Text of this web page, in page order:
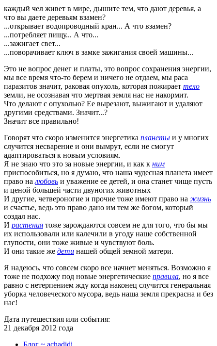
каждый чел живет в мире, дышите тем, что дают деревья, а
что вы даете деревьям взамен?
...открывает водопроводный кран... А что взамен?
...потребляет пищу... А что...
...зажигает свет...
...поворачивает ключ в замке зажигания своей машины...
Это не вопрос денег и платы, это вопрос сохранения энергии,
мы все время что-то берем и ничего не отдаем, мы раса
паразитов значит, раковая опухоль, которая пожирает тело
земли, не осознавая что мертвая земля нас не накормит.
Что делают с опухолью? Ее вырезают, выжигают и удаляют
другими средствами. Значит...?
Значит все правильно!
Говорят что скоро изменится энергетика планеты и у многих
случится несварение и они вымрут, если не смогут
адаптироваться к новым условиям.
Я не знаю что это за новые энергии, и как к ним
приспособиться, но я думаю, что наша чудесная планета имеет
право налюбовь и уважение ее детей, и она станет чище пусть
и ценой большей части двуногих животных
И другие, четвероногие и прочие тоже имеют право на жизнь
и счастье, ведь это право дано им тем же богом, который
создал нас.
И растения тоже зарождаются совсем не для того, что бы мы
их использовали или калечили в угоду наше собственной
глупости, они тоже живые и чувствуют боль.
И они такие же дети нашей общей земной матери.
Я надеюсь, что совсем скоро все начнет меняться. Возможно я
тоже не подхожу под новые энергетические правила, но я все
равно с нетерпением жду когда наконец случится генеральная
уборка человеческого мусора, ведь наша земля прекрасна и без
нас!
Дата путешествия или события:
21 декабря 2012 года